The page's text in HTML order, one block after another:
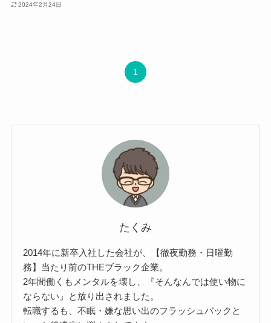
2024年2月24日
1
たくみ
2014年に新卒入社した会社が、【徹夜勤務・日曜勤
務】当たり前のTHEブラック企業。
2年間働くもメンタルを壊し、『そんなんでは使い物に
ならない』と放り出されました。
転職するも、不眠・嫌な思い出のフラッシュバックと